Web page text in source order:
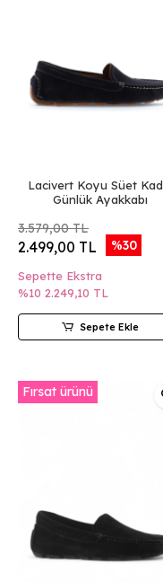
Lacivert Koyu Süet
Günlük Ayakkabı
3.579,00 TL
2.499,00 TL %30
Sepette Ekstra
%10 2.249,10 TL
Sepete Ekle
Fırsat ürünü